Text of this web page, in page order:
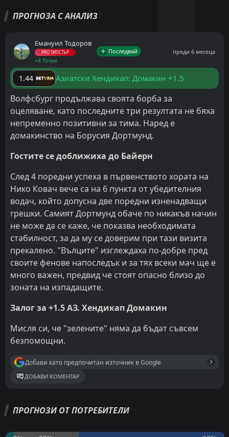
ПРОГНОЗА С АНАЛИЗ
Емануил Тодоров
PRO ТИПСТЪР
+4 Точки
Последвай преди 6 месеца
1.44 Азиатски Хендикап: Домакин +1.5
Волфсбург продължава своята борба за
оцеляване, като последните три резултата не бяха
непременно позитивни за тима. Наред е
домакинство на Борусия Дортмунд.
Гостите се доближиха до Байерн
След 4 поредни успеха в първенството хората на
Нико Ковач вече са на 6 пункта от убедителния
водач, който допусна две поредни изненадващи
грешки. Самият Дортмунд обаче по никакъв начин
не може да се каже, че показва необходимата
стабилност, за да му се доверим при тази визита
прекалено. "Вълците" изглеждаха по-добре пред
своите фенове напоследък и за тях всеки мач ще е
много важен, предвид че стоят опасно близо до
зоната на изпадащите.
Залог за +1.5 АЗ. Хендикап Домакин
Мисля си, че "зелените" няма да бъдат съвсем
безпомощни.
Добави като предпочитан източник в Google
ДОБАВИ КОМЕНТАР
ПРОГНОЗИ ОТ ПОТРЕБИТЕЛИ